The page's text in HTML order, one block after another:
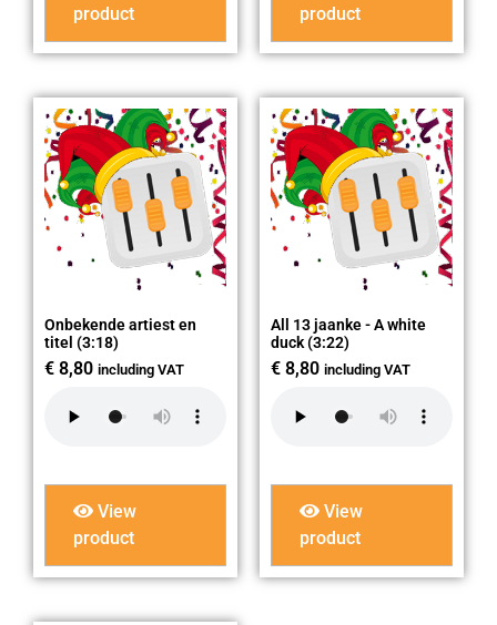
product
product
Onbekende artiest en
titel (3:18)
€ 8,80 including VAT
View
product
All 13 jaanke - A white
duck (3:22)
€ 8,80 including VAT
View
product